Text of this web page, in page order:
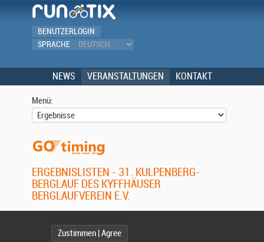
BENUTZERLOGIN
SPRACHE
NEWS VERANSTALTUNGEN KONTAKT
Menü:
ERGEBNISLISTEN - 31. KULPENBERG-
BERGLAUF DES KYFFHÄUSER
BERGLAUFVEREIN E.V.
Zustimmen | Agree